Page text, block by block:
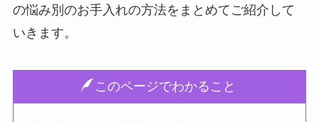
の悩み別のお手入れの方法をまとめてご紹介して
いきます。
このページでわかること